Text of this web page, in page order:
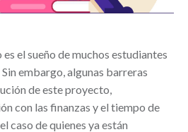
el sueño de muchos estudiantes
embargo, algunas barreras
de este proyecto,
con las finanzas y el tiempo de
caso de quienes ya están